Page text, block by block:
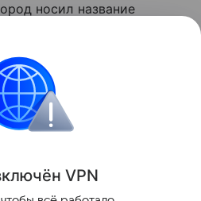
носил название
крепость. В центре города
на котором
собор - одна из
Калининграда.
Поделиться
ён VPN